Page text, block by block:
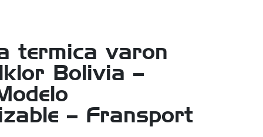
termica varon
Bolivia –
– Fransport